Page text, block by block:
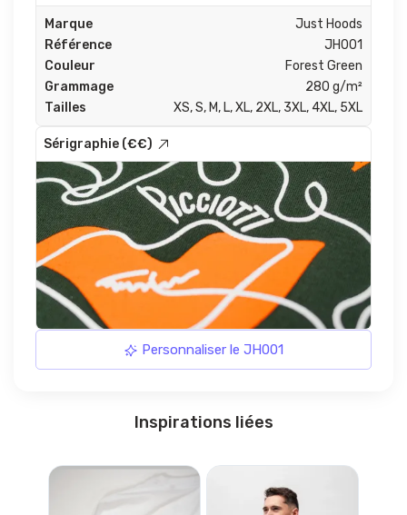
Marque
Just Hoods
Référence
JH001
Couleur
Forest Green
Grammage
280 g/m²
Tailles
XS, S, M, L, XL, 2XL, 3XL, 4XL, 5XL
Sérigraphie (€€)
Personnaliser le JH001
Inspirations liées